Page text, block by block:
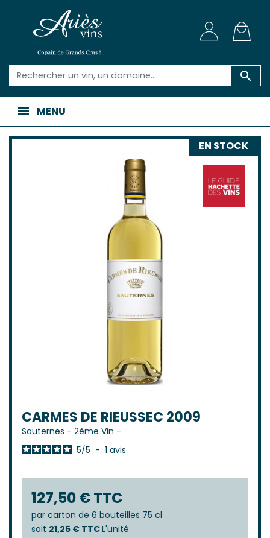

MENU
EN STOCK
CARMES DE RIEUSSEC 2009
Sauternes - 2ème Vin -
5/5 - 1 avis
127,50 € TTC
par carton de 6 bouteilles 75 cl
soit 21,25 € TTCL'unité